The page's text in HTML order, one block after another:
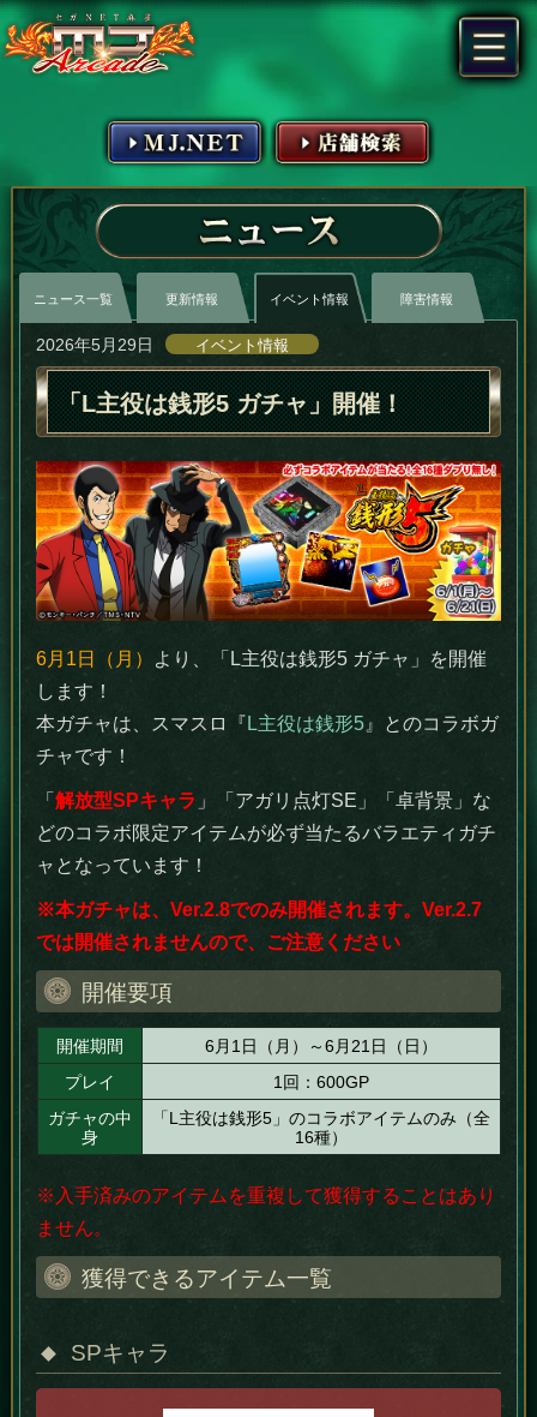
MJ.NET
ニュース
ニュース一覧 更新情報 イベント情報 障害情報
2026年5月29日 イベント情報
「L主役は銭形5 ガチャ」開催！
6月1日（月）
より、「L主役は銭形5 ガチャ」を開催
します！
本ガチャは、スマスロ『 L主役は銭形5 』とのコラボガ
チャです！
「解放型SPキャラ 」「アガリ点灯SE」「卓背景」な
どのコラボ限定アイテムが必ず当たるバラエティガチ
ャとなっています！
※本ガチャは、Ver.2.8でのみ開催されます。Ver.2.7
では開催されませんので、ご注意ください
開催要項
開催期間
6月1日（月）～6月21日（日）
プレイ
1回：600GP
ガチャの中
身
「L主役は銭形5」のコラボアイテムのみ（全
16種）
※入手済みのアイテムを重複して獲得することはあり
ません。
獲得できるアイテム一覧
SPキャラ